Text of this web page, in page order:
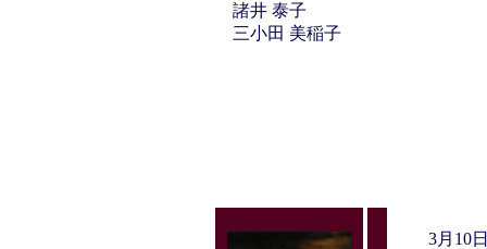
諸井 泰子
三小田 美稲子
3月10